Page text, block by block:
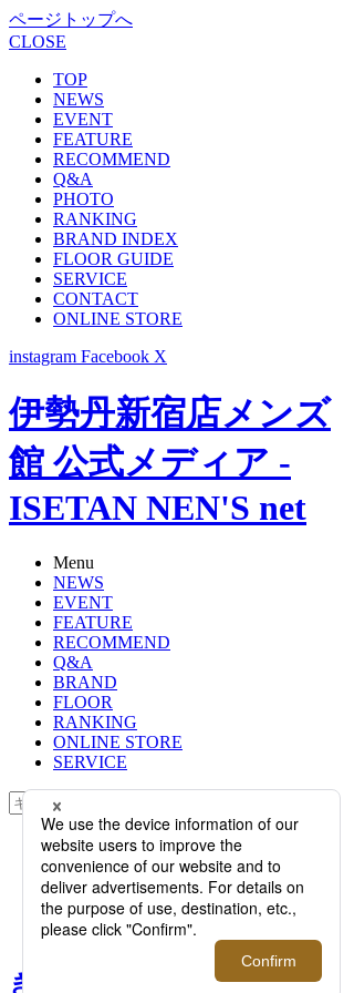
ページトップへ
CLOSE
TOP
NEWS
EVENT
FEATURE
RECOMMEND
Q&A
PHOTO
RANKING
BRAND INDEX
FLOOR GUIDE
SERVICE
CONTACT
ONLINE STORE
instagram Facebook X
伊勢丹新宿店メンズ
館 公式メディア -
ISETAN NEN'S net
Menu
NEWS
EVENT
FEATURE
RECOMMEND
Q&A
BRAND
FLOOR
RANKING
ONLINE STORE
SERVICE
TOP
PHOTO
きらめく色、踊る柄。春をまとう＜
ディエッフェ キンロック＞の雑貨た
ち【伊勢丹新宿店】
きらめく色、踊る柄。春を